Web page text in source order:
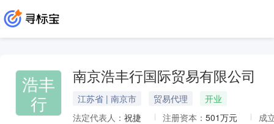
浩丰
行
南京浩丰行国际贸易有限公司
江苏省 | 南京市 贸易代理
开业
法定代表人： 祝捷 注册资本： 501万元
成